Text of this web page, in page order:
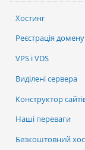
Хостинг
Реєстрація домену
VPS і VDS
Виділені сервера
Конструктор
Наші переваги
Безкоштовний